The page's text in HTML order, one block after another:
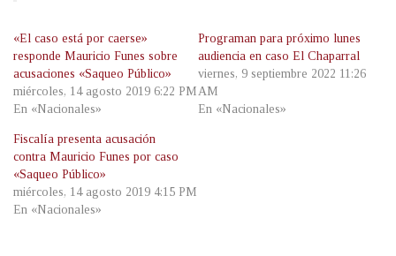
«El caso está por caerse»
responde Mauricio Funes sobre
acusaciones «Saqueo Público»
miércoles, 14 agosto 2019 6:22 PM
En «Nacionales»
Programan para próximo lunes
audiencia en caso El Chaparral
viernes, 9 septiembre 2022 11:26
AM
En «Nacionales»
Fiscalía presenta acusación
contra Mauricio Funes por caso
«Saqueo Público»
miércoles, 14 agosto 2019 4:15 PM
En «Nacionales»